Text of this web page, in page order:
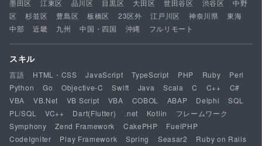
墨田区
江東区 品川区 目黒区 大田区 世田谷区 渋谷区
中野
区
杉並区 豊島区 板橋区 23区外 江戸川区 神奈川県
東海
中部
近畿 九州 中国・四国 沖縄 フルリモート
スキル
言語 HTML・CSS JavaScript TypeScript PHP Ruby
Perl
Python
Go Objective-C Swift Java Scala C C++
C#
VBA
VB.Net VB Script VBA COBOL ABAP Delphi
SQL
PL/SQL
VC++ Dart(Flutter) .net Kotlin
フレームワーク
Symphony
Zend Framework CakePHP
FuelPHP
CodeIgniter
Play Framework Spring Seasar2
Ruby on Rails